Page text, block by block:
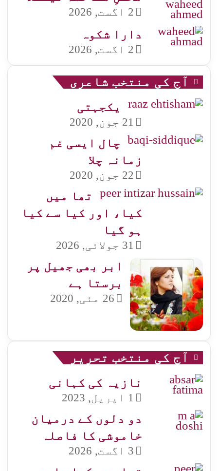
2 اگست, 2026
دارا شکوہ
2 اگست, 2026
آج کی منتخب شاعری
یکجہتی
21 جون, 2020
چال ایسی غم
زمانہ چلا
22 جون, 2020
تھا میں
کیا، اور کیا سے کیا
ہو گیا
31 جولائی, 2026
ابر بھی جھیل پر
برستا ہے
26 مئی, 2020
آج کی منتخب تحریر
نازیہ کی کہانی
1 اپریل, 2023
دو دلوں کے درمیان
خاموشی کا فاصلہ
3 اگست, 2026